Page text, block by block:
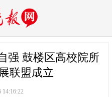
强 鼓楼区高校院所
联盟成立
14:16:22